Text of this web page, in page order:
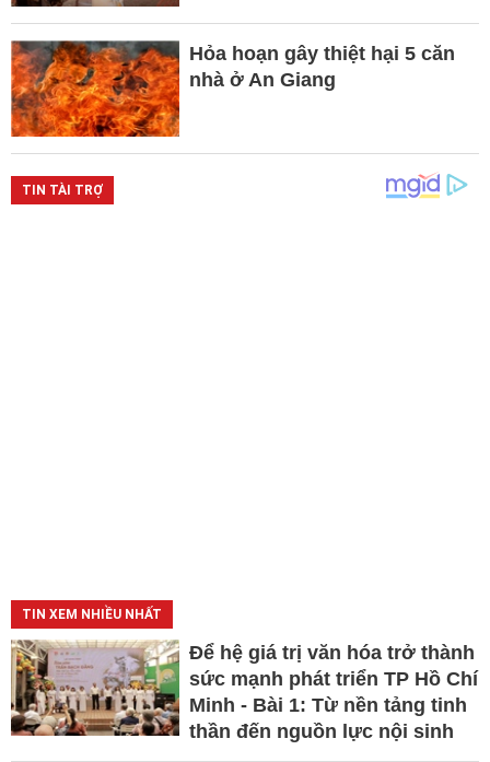
Hỏa hoạn gây thiệt hại 5 căn
nhà ở An Giang
TIN XEM NHIỀU NHẤT
Để hệ giá trị văn hóa trở thành
sức mạnh phát triển TP Hồ Chí
Minh - Bài 1: Từ nền tảng tinh
thần đến nguồn lực nội sinh